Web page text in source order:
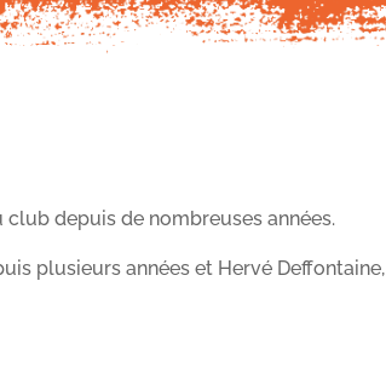
depuis de nombreuses années.
plusieurs années et Hervé Deffontaine,